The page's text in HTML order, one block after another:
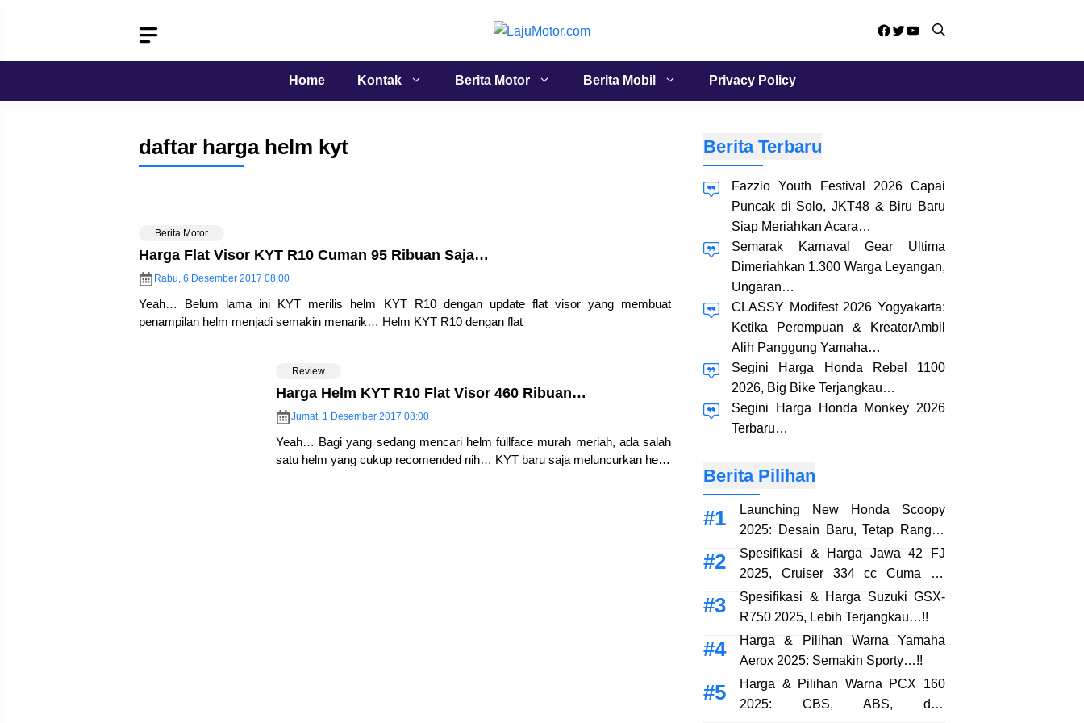
Facebook
Twitter
YouTube
Home Kontak Berita Motor Berita Mobil Privacy Policy
daftar harga helm kyt
Berita Motor
Harga Flat Visor KYT R10 Cuman 95 Ribuan Saja…
Rabu, 6 Desember 2017 08:00
Yeah… Belum lama ini KYT merilis helm KYT R10 dengan update flat visor yang membuat
penampilan helm menjadi semakin menarik… Helm KYT R10 dengan flat
Review
Harga Helm KYT R10 Flat Visor 460 Ribuan…
Jumat, 1 Desember 2017 08:00
Yeah… Bagi yang sedang mencari helm fullface murah meriah, ada salah
satu helm yang cukup recomended nih… KYT baru saja meluncurkan helm
Berita Terbaru
Fazzio Youth Festival 2026 Capai
Puncak di Solo, JKT48 & Biru Baru
Siap Meriahkan Acara…
Semarak Karnaval Gear Ultima
Dimeriahkan 1.300 Warga Leyangan,
Ungaran…
CLASSY Modifest 2026 Yogyakarta:
Ketika Perempuan & KreatorAmbil
Alih Panggung Yamaha…
Segini Harga Honda Rebel 1100
2026, Big Bike Terjangkau…
Segini Harga Honda Monkey 2026
Terbaru…
Berita Pilihan
Launching New Honda Scoopy
2025: Desain Baru, Tetap Rangka
eSAF…!!
Spesifikasi & Harga Jawa 42 FJ
2025, Cruiser 334 cc Cuma 38
Jutaan…!!
Spesifikasi & Harga Suzuki GSX-
R750 2025, Lebih Terjangkau…!!
Harga & Pilihan Warna Yamaha
Aerox 2025: Semakin Sporty…!!
Harga & Pilihan Warna PCX 160
2025: CBS, ABS, dan